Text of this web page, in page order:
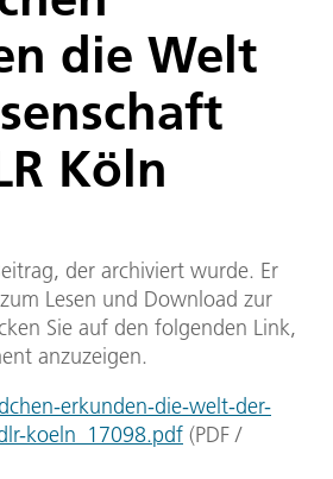
die Welt
Köln
der archiviert wurde. Er
Lesen und Download zur
Sie auf den folgenden Link,
anzuzeigen.
erkunden-die-welt-der-
koeln_17098.pdf (PDF /